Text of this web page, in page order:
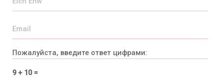
Пожалуйста, введите ответ цифрами:
9 + 10 =